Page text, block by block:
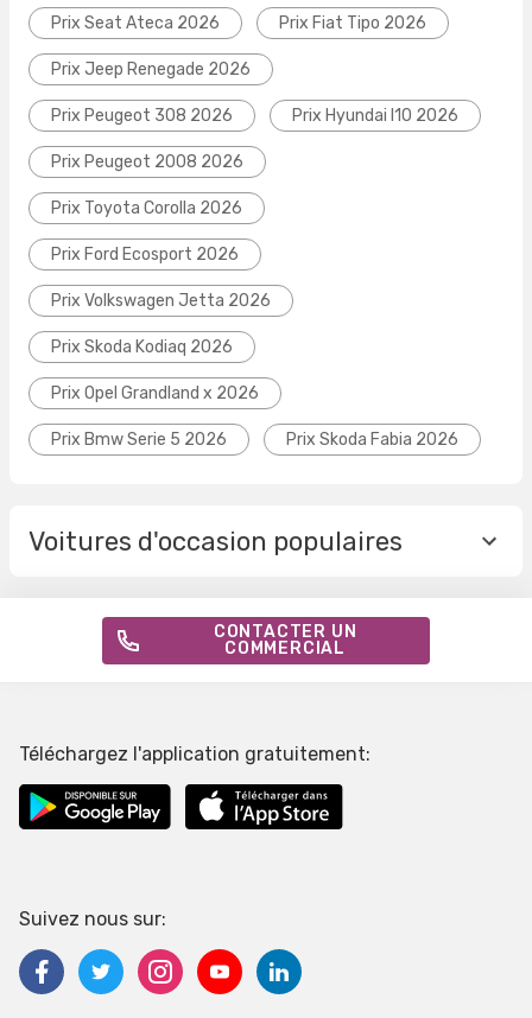
Prix Seat Ateca 2026 Prix Fiat Tipo 2026
Prix Jeep Renegade 2026
Prix Peugeot 308 2026 Prix Hyundai I10 2026
Prix Peugeot 2008 2026
Prix Toyota Corolla 2026
Prix Ford Ecosport 2026
Prix Volkswagen Jetta 2026
Prix Skoda Kodiaq 2026
Prix Opel Grandland x 2026
Prix Bmw Serie 5 2026 Prix Skoda Fabia 2026
Voitures d'occasion populaires
CONTACTER UN
COMMERCIAL
Téléchargez l'application gratuitement:
Suivez nous sur: